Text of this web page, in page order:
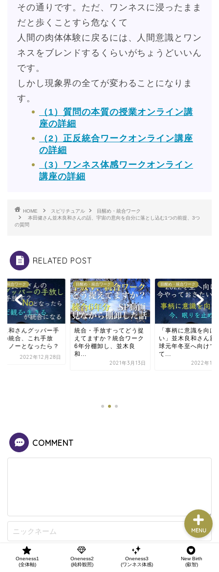
その通りです。ただ、ワンネスに浸ったまま
だと歩くことすら危なくて
人間の肉体体験に戻るには、人間意識とワン
ネスをブレンドするくらいがちょうどいいん
です。
しかし現象界の全てが変わることになりま
す。
（1）質問の本質の授業オンライン講
座の詳細
（2）正反統合ワークオンライン講座
の詳細
（3）ワンネス体感ワークオンライン
講座の詳細
HOME スピリチュアル
目醒め・統合ワーク
本田健さん並木良和さんの話、宇宙の意向を自分に落とし込む1つの前提、3つ
の質問
RELATED POST
・統合ワーク
良和さんグッパー手
の統合、これ手放
→ノーとなったら？
2022年12月28日
目醒め・統合ワーク
統合・手放すってどう捉
えてますか？統合ワーク
6年分棚卸し、並木良
和...
2021年3月13日
目醒め・統合ワーク
「事柄に意識を向け
い」並木良和さん新
球元年冬至へ向けて
て...
2022年11
COMMENT
Oneness1
(全体軸)
Oneness2
(純粋観照)
Oneness3
(ワンネス体感)
New Birth
(叡智)
MENU
Oneness1
(全体軸)